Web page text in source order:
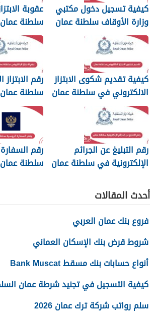
كيفية تسجيل دخول مكتبي
وزارة الأوقاف سلطنة عمان
عقوبة
سلطنة عمان
والرسائل
كيفية تقديم شكوى الابتزاز
الالكتروني في سلطنة عمان
رقم الابتزاز
سلطنة
رقم التبليغ عن الجرائم
الإلكترونية في سلطنة عمان
رقم
سلطنة
أحدث المقالات
فروع بنك عمان العربي
شروط قرض بنك الإسكان العماني
أنواع حسابات بنك مسقط Bank Muscat
كيفية التسجيل في تجنيد شرطة عمان
سلم رواتب شركة ترك عمان 2026